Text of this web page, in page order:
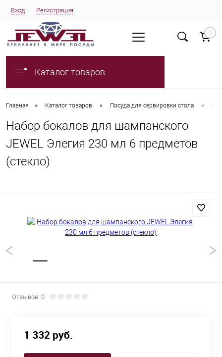
Вход Регистрация
0
Каталог товаров
Главная • Каталог товаров • Посуда для сервировки стола •
Набор бокалов для шампанского
JEWEL Элегия 230 мл 6 предметов
(стекло)
Отзывов: 0
1 332 руб.